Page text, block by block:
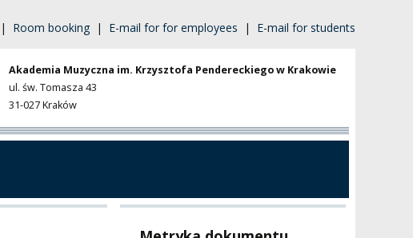
| Room booking | E-mail for for employees | E-mail for students
Akademia Muzyczna im. Krzysztofa Pendereckiego w Krakowie
ul. św. Tomasza 43
31-027 Kraków